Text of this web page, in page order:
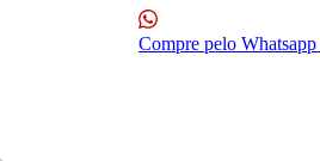
Compre pelo Whatsapp